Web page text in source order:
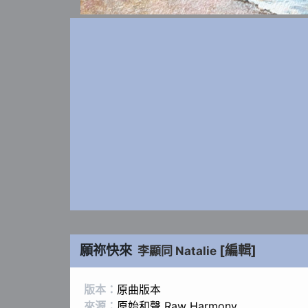
願祢快來 李顯同 Natalie [編輯]
版本： 原曲版本